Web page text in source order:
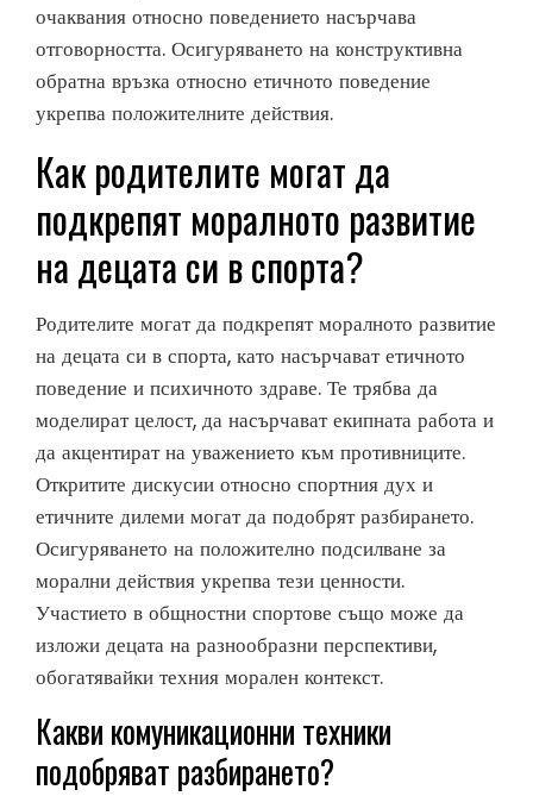
очаквания относно поведението насърчава
отговорността. Осигуряването на конструктивна
обратна връзка относно етичното поведение
укрепва положителните действия.
Как родителите могат да
подкрепят моралното развитие
на децата си в спорта?
Родителите могат да подкрепят моралното развитие
на децата си в спорта, като насърчават етичното
поведение и психичното здраве. Те трябва да
моделират целост, да насърчават екипната работа и
да акцентират на уважението към противниците.
Откритите дискусии относно спортния дух и
етичните дилеми могат да подобрят разбирането.
Осигуряването на положително подсилване за
морални действия укрепва тези ценности.
Участието в общностни спортове също може да
изложи децата на разнообразни перспективи,
обогатявайки техния морален контекст.
Какви комуникационни техники
подобряват разбирането?